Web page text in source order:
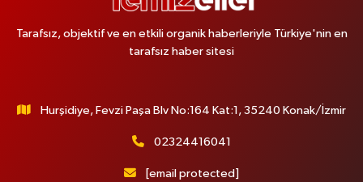
Yol Tarifi Al
Serenay Eczanesi
Tarafsız, objektif ve en etkili organik haberleriyle Türkiye'nin en
tarafsız haber sitesi
Hurşidiye, Fevzi Paşa Blv No:164 Kat:1, 35240 Konak/İzmir
02324416041
[email protected]